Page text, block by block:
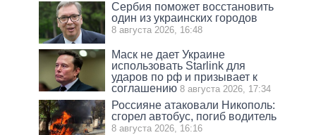
Сербия поможет восстановить
один из украинских городов
8 августа 2026, 16:48
Маск не дает Украине
использовать Starlink для
ударов по рф и призывает к
соглашению 8 августа 2026, 17:34
Россияне атаковали Никополь:
сгорел автобус, погиб водитель
8 августа 2026, 16:16